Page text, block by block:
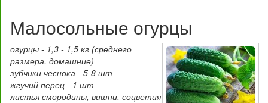
Малосольные огурцы
огурцы - 1,3 - 1,5 кг (среднего
размера, домашние)
зубчики чеснока - 5-8 шт
жгучий перец - 1 шт
листья смородины, вишни, соцветия